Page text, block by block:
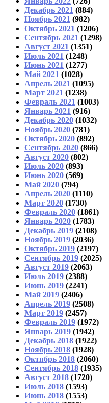
Декабрь 2021 (884)
Ноябрь 2021 (982)
Октябрь 2021 (1206)
Сентябрь 2021 (1298)
Август 2021 (1351)
Июль 2021 (1248)
Июнь 2021 (1277)
Май 2021 (1028)
Апрель 2021 (1095)
Март 2021 (1238)
Февраль 2021 (1003)
Январь 2021 (916)
Декабрь 2020 (1032)
Ноябрь 2020 (781)
Октябрь 2020 (892)
Сентябрь 2020 (866)
Август 2020 (802)
Июль 2020 (893)
Июнь 2020 (569)
Май 2020 (794)
Апрель 2020 (1110)
Март 2020 (1730)
Февраль 2020 (1861)
Январь 2020 (1783)
Декабрь 2019 (2108)
Ноябрь 2019 (2036)
Октябрь 2019 (2197)
Сентябрь 2019 (2025)
Август 2019 (2063)
Июль 2019 (2388)
Июнь 2019 (2241)
Май 2019 (2406)
Апрель 2019 (2508)
Март 2019 (2457)
Февраль 2019 (1972)
Январь 2019 (1942)
Декабрь 2018 (1922)
Ноябрь 2018 (1928)
Октябрь 2018 (2060)
Сентябрь 2018 (1935)
Август 2018 (1720)
Июль 2018 (1593)
Июнь 2018 (1553)